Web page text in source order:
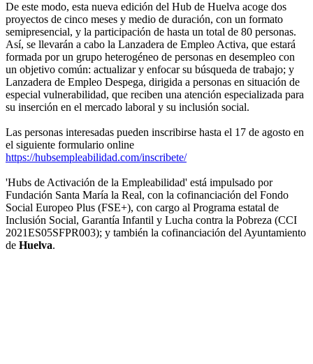
De este modo, esta nueva edición del Hub de Huelva acoge dos
proyectos de cinco meses y medio de duración, con un formato
semipresencial, y la participación de hasta un total de 80 personas.
Así, se llevarán a cabo la Lanzadera de Empleo Activa, que estará
formada por un grupo heterogéneo de personas en desempleo con
un objetivo común: actualizar y enfocar su búsqueda de trabajo; y
Lanzadera de Empleo Despega, dirigida a personas en situación de
especial vulnerabilidad, que reciben una atención especializada para
su inserción en el mercado laboral y su inclusión social.
Las personas interesadas pueden inscribirse hasta el 17 de agosto en
el siguiente formulario online
https://hubsempleabilidad.com/inscribete/
'Hubs de Activación de la Empleabilidad' está impulsado por
Fundación Santa María la Real, con la cofinanciación del Fondo
Social Europeo Plus (FSE+), con cargo al Programa estatal de
Inclusión Social, Garantía Infantil y Lucha contra la Pobreza (CCI
2021ES05SFPR003); y también la cofinanciación del Ayuntamiento
de Huelva.